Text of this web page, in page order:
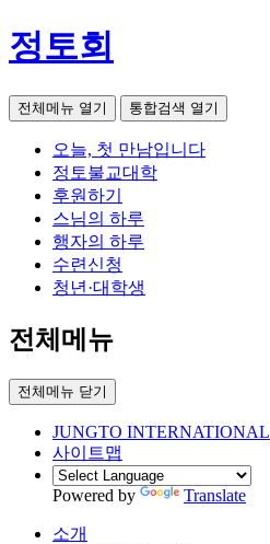
정토회
전체메뉴 열기 통합검색 열기
오늘, 첫 만남입니다
정토불교대학
후원하기
스님의 하루
행자의 하루
수련신청
청년·대학생
전체메뉴
전체메뉴 닫기
JUNGTO INTERNATIONAL
사이트맵
Powered by Translate
소개